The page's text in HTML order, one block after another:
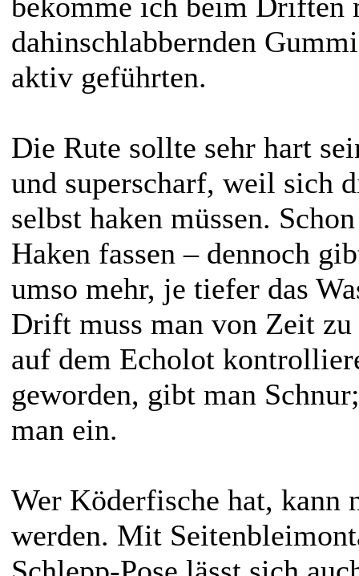
dahinschlabbernden
aktiv geführten.
Die Rute sollte sehr hart
und superscharf, weil sich
selbst haken müssen.
Haken fassen – dennoch
umso mehr, je tiefer das
Drift muss man von Zeit
auf dem Echolot
geworden, gibt man
man ein.
Wer Köderfische hat, kann
werden. Mit